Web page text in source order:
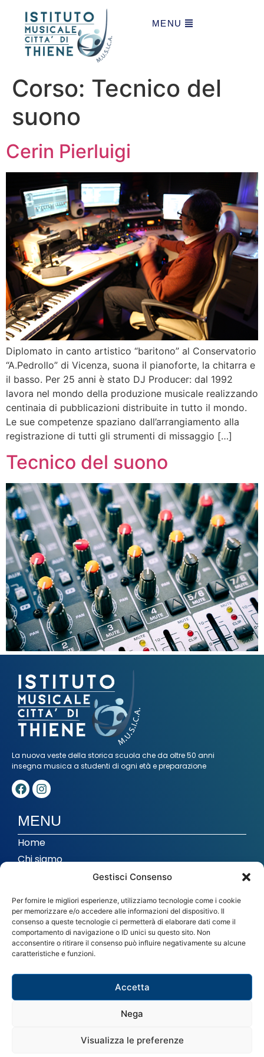
Gestisci Consenso
Per fornire le migliori esperienze, utilizziamo tecnologie come i cookie
per memorizzare e/o accedere alle informazioni del dispositivo. Il
consenso a queste tecnologie ci permetterà di elaborare dati come il
comportamento di navigazione o ID unici su questo sito. Non
acconsentire o ritirare il consenso può influire negativamente su alcune
caratteristiche e funzioni.
Accetta
Nega
Visualizza le preferenze
MENU
Corso: Tecnico del
suono
Cerin Pierluigi
Diplomato in canto artistico “baritono” al Conservatorio
“A.Pedrollo” di Vicenza, suona il pianoforte, la chitarra e
il basso. Per 25 anni è stato DJ Producer: dal 1992
lavora nel mondo della produzione musicale realizzando
centinaia di pubblicazioni distribuite in tutto il mondo.
Le sue competenze spaziano dall’arrangiamento alla
registrazione di tutti gli strumenti di missaggio […]
Tecnico del suono
La nuova veste della storica scuola che da oltre 50 anni
insegna musica a studenti di ogni età e preparazione
MENU
Home
Chi siamo
Studio di registrazione
In evidenza
0445 364102
Via Carlo del Prete 43 - Thiene (VI)